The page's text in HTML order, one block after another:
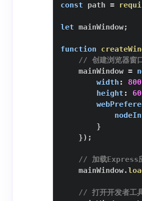
const path =
let mainWindow;
function
// 创建浏览器窗
    mainWindow
=
width : 800
height :
}
}) ;
// 加载Express
    mainWindow
.
// 打开开发者工